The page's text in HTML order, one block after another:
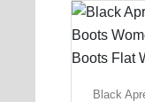
Black